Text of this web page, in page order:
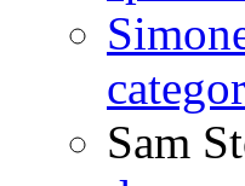
Sam